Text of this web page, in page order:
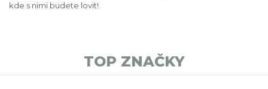
kde s nimi budete lovit!
TOP ZNAČKY